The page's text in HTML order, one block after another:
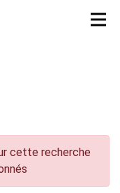
cette recherche